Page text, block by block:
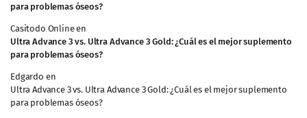
para problemas óseos?
Casitodo Onlineen
Ultra Advance 3 vs. Ultra Advance 3 Gold: ¿Cuál es el mejor suplemento
para problemas óseos?
Edgardo en
Ultra Advance 3 vs. Ultra Advance 3 Gold: ¿Cuál es el mejor suplemento
para problemas óseos?